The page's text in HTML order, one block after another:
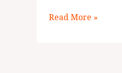
Read More »